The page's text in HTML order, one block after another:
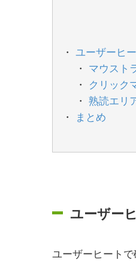
ユーザーヒ
マウスト
クリック
熟読エリ
まとめ
ユーザー
ユーザーヒートで